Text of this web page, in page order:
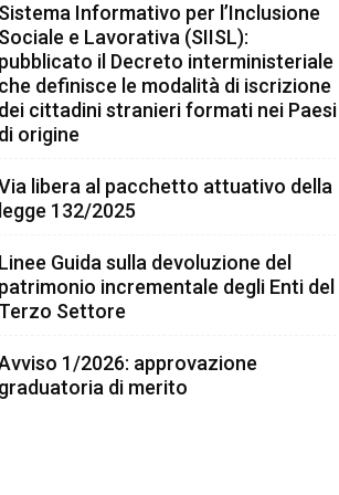
Informativo per l’Inclusione
e Lavorativa (SIISL):
il Decreto interministeriale
definisce le modalità di iscrizione
cittadini stranieri formati nei Paesi
origine
libera al pacchetto attuativo della
132/2025
Guida sulla devoluzione del
incrementale degli Enti del
Settore
1/2026: approvazione
di merito